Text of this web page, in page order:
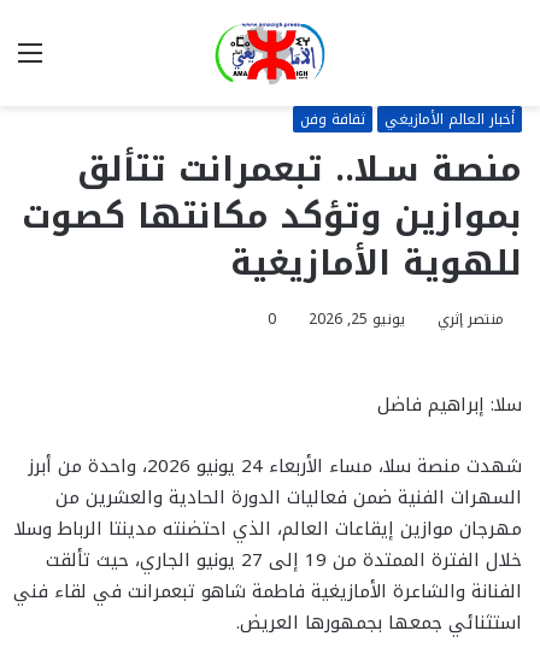
أخبار العالم الأمازيغي ثقافة وفن
منصة سـلا.. تبعمرانت تتألق
بموازين وتؤكد مكانتها كصوت
للهوية الأمازيغية
منتصر إثري يونيو 25, 2026 0
سلا: إبراهيم فاضل
شهدت منصة سلا، مساء الأربعاء 24 يونيو 2026، واحدة من أبرز
السهرات الفنية ضمن فعاليات الدورة الحادية والعشرين من
مهرجان موازين إيقاعات العالم، الذي احتضنته مدينتا الرباط وسلا
خلال الفترة الممتدة من 19 إلى 27 يونيو الجاري، حيث تألقت
الفنانة والشاعرة الأمازيغية فاطمة شاهو تبعمرانت في لقاء فني
استثنائي جمعها بجمهورها العريض.